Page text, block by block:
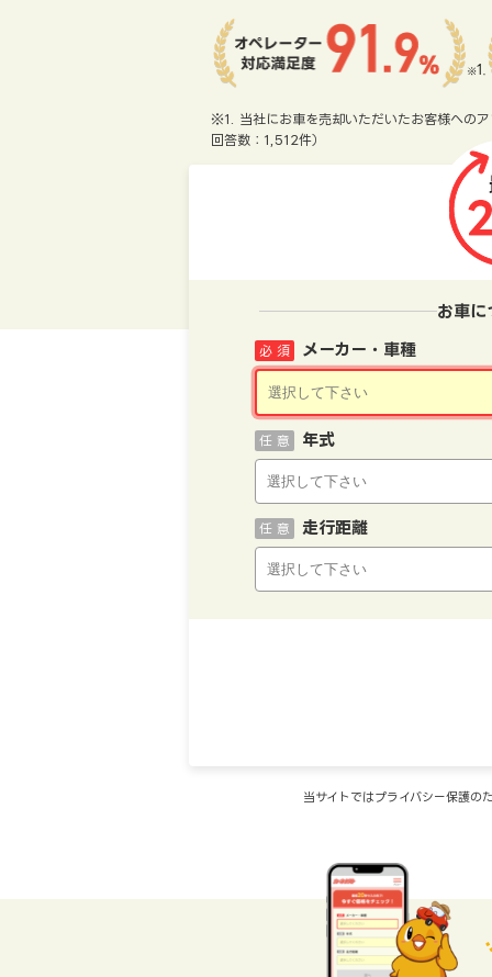
※1. 当社にお車を売却いただいたお客様への
回答数：1,512件）
お車に
メーカー・車種
必 須
年式
任 意
走行距離
任 意
当サイトではプライバシー保護の